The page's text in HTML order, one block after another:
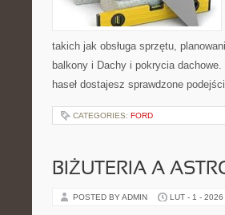
takich jak obsługa sprzętu,
balkony i Dachy i pokrycia
haseł dostajesz sprawdzone
CATEGORIES: FORD
BIŻUTERIA A
POSTED BY ADMIN LUT - 1 - 2026